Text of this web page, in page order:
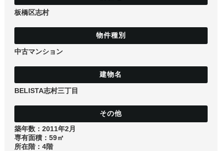
学区から探す
町名から探す
中古戸建て
板橋区志村
中古マンション
BELISTA志村三丁目
築年数：2011年2月
専有面積：59㎡
所在階：4階